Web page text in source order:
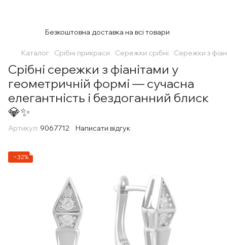
Безкоштовна доставка на всі товари
Каталог Срібні прикраси Сережки срібні Сережки з
Срібні сережки з фіанітами у
геометричній формі — сучасна
елегантність і бездоганний блиск
💎✨
Артикул: 9067712 Написати відгук
−32%